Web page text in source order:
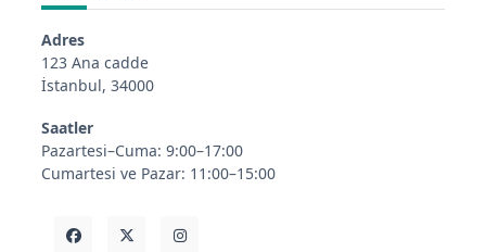
Adres
123 Ana cadde
İstanbul, 34000
Saatler
Pazartesi–Cuma: 9:00–17:00
Cumartesi ve Pazar: 11:00–15:00